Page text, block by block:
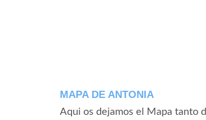
MAPA DE ANTONIA
Aqui os dejamos el Mapa tanto